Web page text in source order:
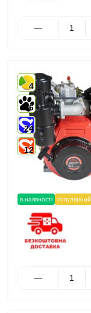
в наявності популярний
4
6
24
12